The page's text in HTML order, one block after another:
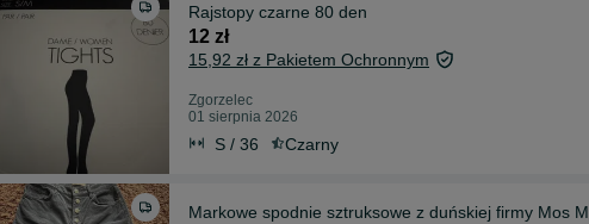
Rajstopy czarne 80 den
12 zł
15,92 zł z Pakietem Ochronnym
Zgorzelec
01 sierpnia 2026
S / 36 Czarny
Markowe spodnie sztruksowe z duńskiej firmy Mos